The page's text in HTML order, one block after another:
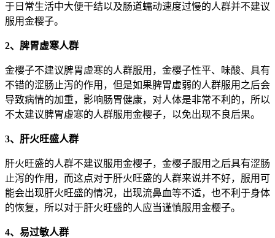
于日常生活中大便干结以及肠道蠕动速度过慢的人群并不建议
服用金樱子。
2、脾胃虚寒人群
金樱子不建议脾胃虚寒的人群服用，金樱子性平、味酸、具有
不错的涩肠止泻的作用，但是如果脾胃虚弱的人群服用之后会
导致病情的加重，影响肠胃健康，对人体是非常不利的，所以
不太建议脾胃虚寒的人群服用金樱子，以免出现不良后果。
3、肝火旺盛人群
肝火旺盛的人群不建议服用金樱子，金樱子服用之后具有涩肠
止泻的作用，而这点对于肝火旺盛的人群来说并不好，服用可
能会出现肝火旺盛的情况，出现流鼻血等不适，也不利于身体
的恢复，所以对于肝火旺盛的人应当谨慎服用金樱子。
4、易过敏人群